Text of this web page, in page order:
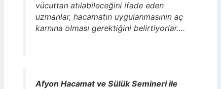
vücuttan atılabileceğini ifade eden
uzmanlar, hacamatın uygulanmasının aç
karnına olması gerektiğini belirtiyorlar….
Afyon Hacamat ve Sülük Semineri ile